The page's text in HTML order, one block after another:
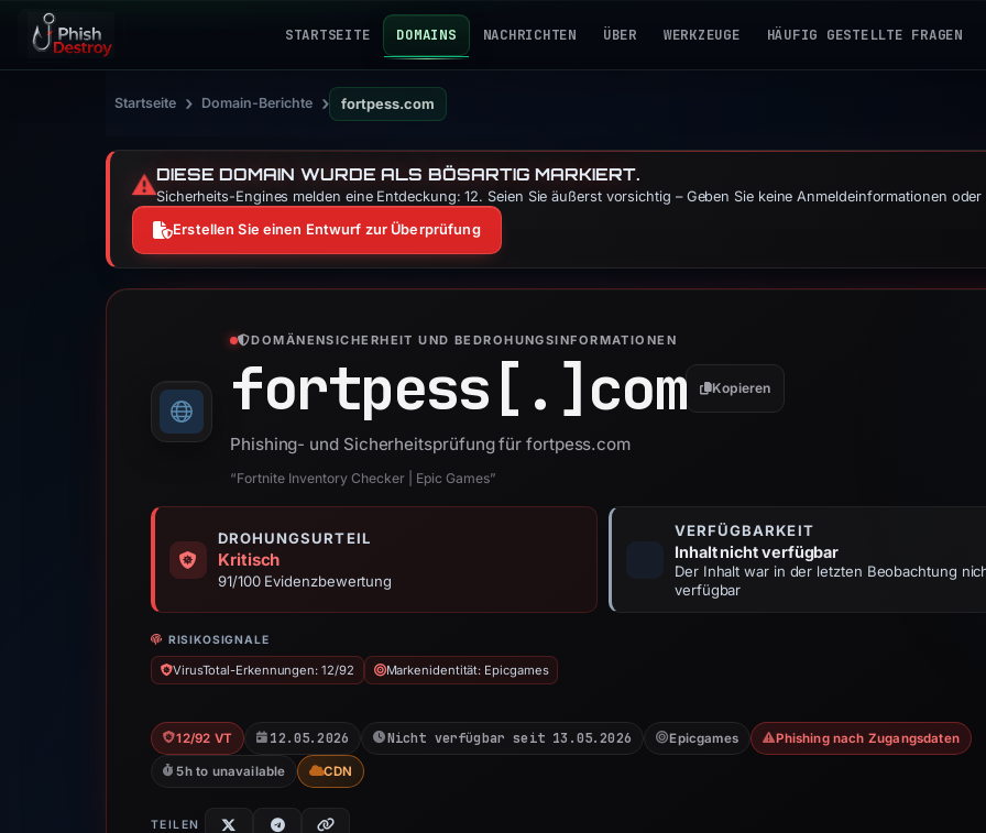
STARTSEITE DOMAINS NACHRICHTEN ÜBER WERKZEUGE HÄUFIG GESTELLTE FRAGEN
Startseite › Domain-Berichte › fortpess.com
⚠️DIESE DOMAIN WURDE ALS BÖSARTIG MARKIERT.
Sicherheits-Engines melden eine Entdeckung: 12. Seien Sie äußerst vorsichtig – Geben Sie keine Anmeldeinformationen
Erstellen Sie einen Entwurf zur Überprüfung
DOMÄNENSICHERHEIT UND BEDROHUNGSINFORMATIONEN
fortpess[.]com Kopieren
Phishing- und Sicherheitsprüfung für fortpess.com
“Fortnite Inventory Checker | Epic Games”
DROHUNGSURTEIL
Kritisch
91/100 Evidenzbewertung
VERFÜGBARKEIT
Inhalt nicht verfügbar
Der Inhalt war in der letzten Beobachtung
verfügbar
RISIKOSIGNALE
VirusTotal-Erkennungen: 12/92 Markenidentität: Epicgames
12/92 VT 12.05.2026 Nicht verfügbar seit 13.05.2026 Epicgames Phishing nach Zugangsdaten
5h to unavailable CDN
TEILEN